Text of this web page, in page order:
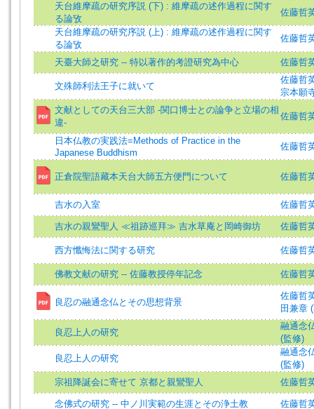
天台維摩疏の研究序説 (下) : 維摩疏の述作過程に関す
る論攷
佐藤哲
天台維摩疏の研究序説 (上) : 維摩疏の述作過程に関す
る論攷
佐藤哲
天臺大師之研究 -- 特以著作的考證研究為中心 佐藤哲
文殊師利法王子に就いて
佐藤哲
宗本願
文献としての天台三大部 -関口博士との論争と立場の相
違-
佐藤哲
日本仏教の実践法=Methods of Practice in the
Japanese Buddhism
佐藤哲
正倉院聖語藏本天台大師五方便門について 佐藤哲
吉水の入室 佐藤哲
吉水の親鸞聖人 ≪祖跡巡拜≫ 吉水草庵と岡崎御坊 佐藤哲
西方懺悔法に関する研究 佐藤哲
佛教文献の研究 -- 佐藤教授停年記念 佐藤哲
良忍の融通念仏とその思想背景
佐藤哲
田兼章
良忍上人の研究
融通念
(監修)
良忍上人の研究
融通念
(監修)
宗祖降誕会に寄せて 京都と親鸞聖人
佐藤哲
念佛式の研究 -- 中ノ川実範の生涯とその浄土教 佐藤哲